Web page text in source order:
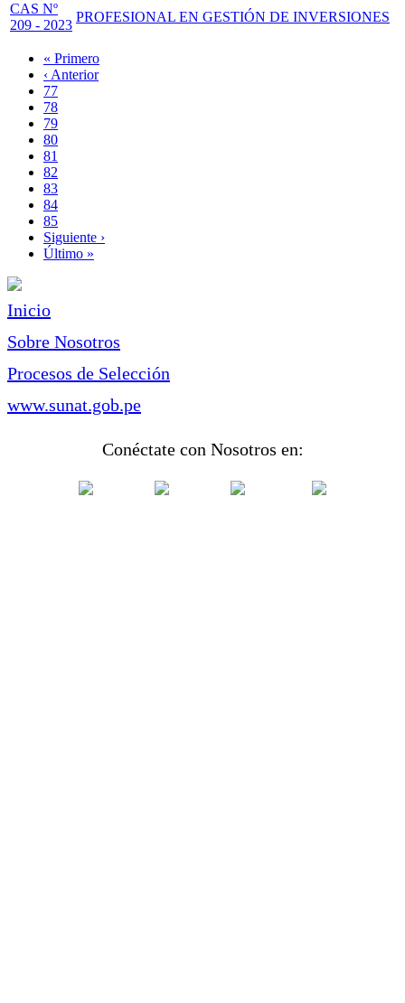
CAS Nº
209 - 2023
PROFESIONAL EN GESTIÓN DE INVERSIONES
Paginación
Primera
página
« Primero
Página
anterior
‹ Anterior
Page
77
Page
78
Page
79
Page
80
Página
actual
81
Page
82
Page
83
Page
84
Page
85
Siguiente
página
Siguiente ›
Última
Último »
Inicio
Sobre Nosotros
Procesos de Selección
www.sunat.gob.pe
Conéctate con Nosotros en: